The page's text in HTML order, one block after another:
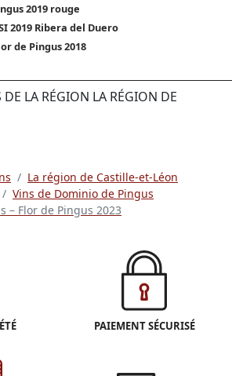
2019 rouge
2019 Ribera del Duero
de Pingus 2018
DE LA RÉGION LA RÉGION DE
La région de Castille-et-Léon
Vins de Dominio de Pingus
– Flor de Pingus 2023
PAIEMENT SÉCURISÉ